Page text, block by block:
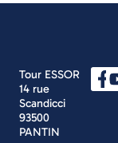
Tour ESSOR
14 rue
Scandicci
93500
PANTIN